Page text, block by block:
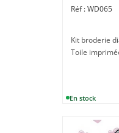
WD065
Kit broderie